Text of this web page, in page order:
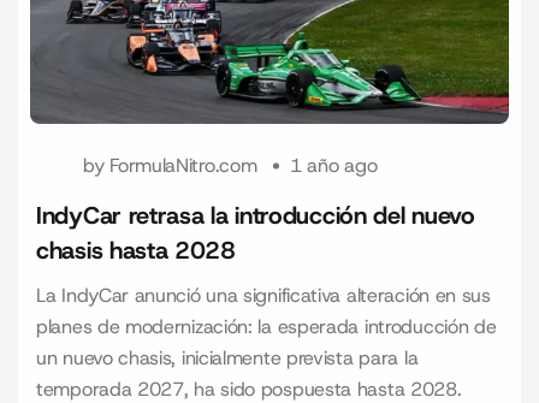
by FormulaNitro.com 1 año ago
IndyCar retrasa la introducción del nuevo
chasis hasta 2028
La IndyCar anunció una significativa alteración en sus
planes de modernización: la esperada introducción de
un nuevo chasis, inicialmente prevista para la
temporada 2027, ha sido pospuesta hasta 2028.